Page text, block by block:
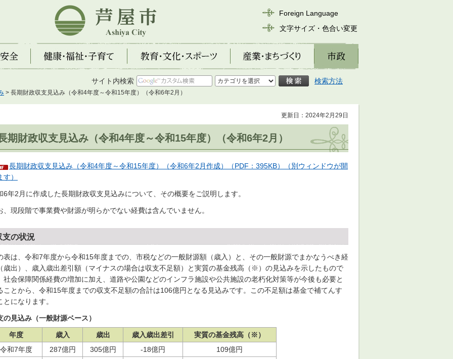
芦屋市
Foreign Language
文字サイズ・色合い変更
健康・福祉・子育て 教育・文化・スポーツ 産業・まちづくり 市政
サイト内検索 検索方法
> 長期財政収支見込み（令和4年度～令和15年度）（令和6年2月）
更新日：2024年2月29日
期財政収支見込み（令和4年度～令和15年度）（令和6年2月）
長期財政収支見込み（令和4年度～令和15年度）（令和6年2月作成）（PDF：395KB）（別ウィンドウが開
す）
6年2月に作成した長期財政収支見込みについて、その概要をご説明します。
、現段階で事業費や財源が明らかでない経費は含んでいません。
支の状況
表は、令和7年度から令和15年度までの、市税などの一般財源額（歳入）と、その一般財源でまかなうべき経
歳出）、歳入歳出差引額（マイナスの場合は収支不足額）と実質の基金残高（※）の見込みを示したもので
社会保障関係経費の増加に加え、道路や公園などのインフラ施設や公共施設の老朽化対策等が今後も必要と
ことから、令和15年度までの収支不足額の合計は106億円となる見込みです。この不足額は基金で補てんす
とになります。
の見込み（一般財源ベース）
年度 歳入 歳出 歳入歳出差引
実質の基金残高（※）
令和7年度
287億円 305億円 -18億円
109億円